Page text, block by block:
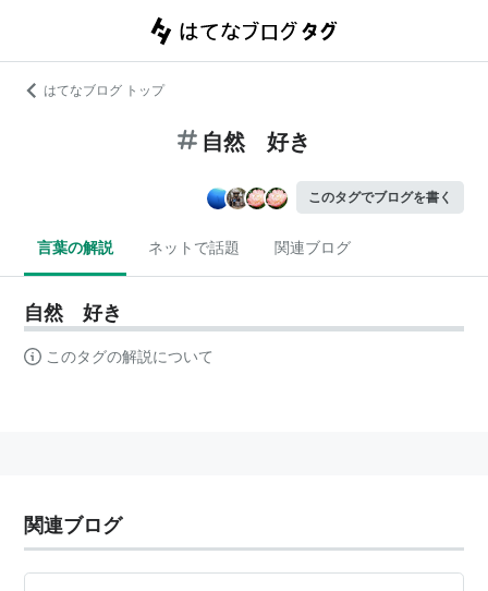
はてなブログ トップ
自然 好き
このタグでブログを書く
言葉の解説 ネットで話題 関連ブログ
自然 好き
このタグの解説について
関連ブログ